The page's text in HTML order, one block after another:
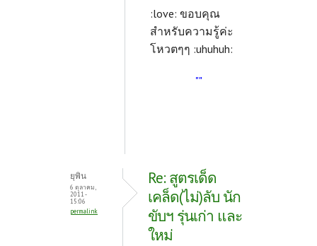
:love: ขอบคุณ
สำหรับความรู้ค่ะ
โหวตๆๆ :uhuhuh:
""
ยุพิน
6 ตุลาคม,
2011 -
15:06
permalink
Re: สูตรเด็ด
เคล็ด(ไม่)ลับ นัก
ขับฯ รุ่นเก่า และ
ใหม่